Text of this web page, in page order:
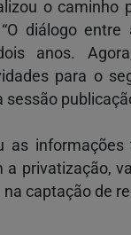
o caminho
diálogo
anos.
para o
as
privatização,
captação de